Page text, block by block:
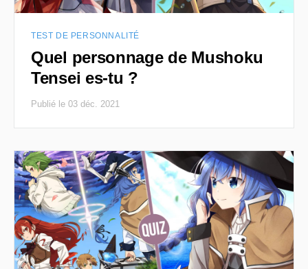
TEST DE PERSONNALITÉ
Quel personnage de Mushoku
Tensei es-tu ?
Publié le 03 déc. 2021